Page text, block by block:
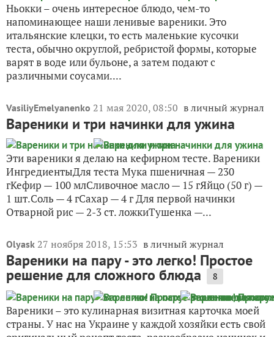
Ньокки – очень интересное блюдо, чем-то
напоминающее наши ленивые вареники. Это
итальянские клецки, то есть маленькие кусочки
теста, обычно округлой, ребристой формы, которые
варят в воде или бульоне, а затем подают с
различными соусами....
VasiliyEmelyanenko 21 мая 2020, 08:50 в личный журнал
Вареники и три начинки для ужина
Эти вареники я делаю на кефирном тесте. Вареники
ИнгредиентыДля теста Мука пшеничная — 230
гКефир — 100 млСливочное масло — 15 гЯйцо (50 г) —
1 шт.Соль — 4 гСахар — 4 г Для первой начинки
Отварной рис — 2-3 ст. ложкиТушенка —...
Olyask 27 ноября 2018, 15:53 в личный журнал
Вареники на пару - это легко! Простое
решение для сложного блюда 8
Вареники – это кулинарная визитная карточка моей
страны. У нас на Украине у каждой хозяйки есть свой